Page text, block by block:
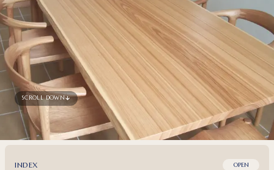
SCROLL DOWN
INDEX OPEN